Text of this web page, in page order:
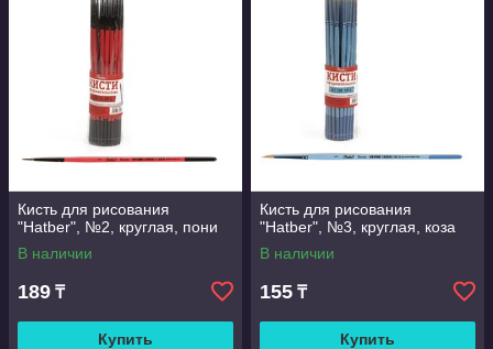
Кисть для рисования
"Hatber", №2, круглая, пони
В наличии
189 ₸
Купить
Кисть для рисования
"Hatber", №3, круглая, коза
В наличии
155 ₸
Купить